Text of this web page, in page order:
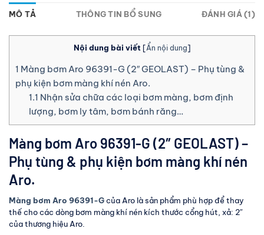
MÔ TẢ THÔNG TIN BỔ SUNG ĐÁNH GIÁ (1)
Nội dung bài viết [Ẩn nội dung]
1 Màng bơm Aro 96391-G (2″ GEOLAST) – Phụ tùng &
phụ kiện bơm màng khí nén Aro.
1.1 Nhận sửa chữa các loại bơm màng, bơm định
lượng, bơm ly tâm, bơm bánh răng…
Màng bơm Aro 96391-G (2″ GEOLAST) –
Phụ tùng & phụ kiện bơm màng khí nén
Aro.
Màng bơm Aro 96391-Gcủa Aro là sản phẩm phù hợp để thay
thế cho các dòng bơm màng khí nén kích thước cổng hút, xả: 2″
của thương hiệu Aro.